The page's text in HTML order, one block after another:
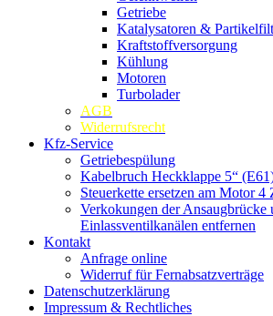
Getriebe
Katalysatoren &
Kraftstoffversorgung
Kühlung
Motoren
Turbolader
AGB
Widerrufsrecht
Kfz-Service
Getriebespülung
Kabelbruch Heckklappe 5“
Steuerkette ersetzen am Motor 4
Verkokungen der Ansaugbrücke
Einlassventilkanälen entfernen
Kontakt
Anfrage online
Widerruf für Fernabsatzverträge
Datenschutzerklärung
Impressum & Rechtliches